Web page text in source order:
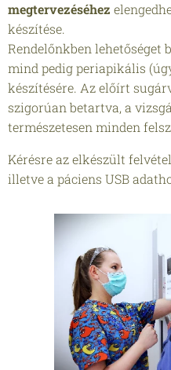
megtervezéséhez
készítése.
Rendelőnkben
mind pedig periapikális
készítésére. Az előírt
szigorúan betartva, a
természetesen minden
Kérésre az elkészült
illetve a páciens USB